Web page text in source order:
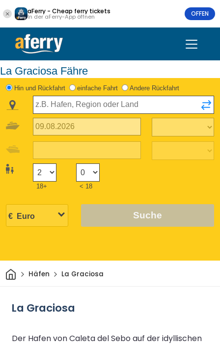
aFerry - Cheap ferry tickets
In der aFerry-App öffnen OFFEN
La Graciosa Fähre
Hin und Rückfahrt einfache Fahrt Andere Rückfahrt
18+ < 18
Suche
HeimHäfen La Graciosa
La Graciosa
Der Hafen von Caleta del Sebo auf der idyllischen